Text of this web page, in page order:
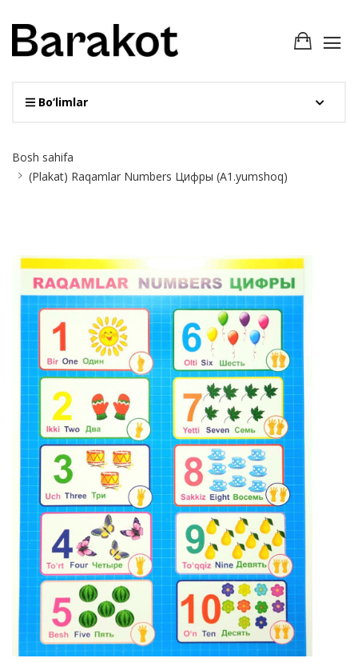
Bo‘limlar
Breadcrumb
Bosh sahifa
(Plakat) Raqamlar Numbers Цифры (A1.yumshoq)